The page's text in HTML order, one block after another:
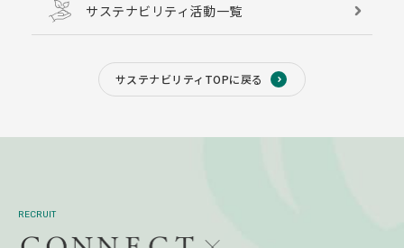
サステナビリティ活動一覧
サステナビリティTOPに戻る
RECRUIT